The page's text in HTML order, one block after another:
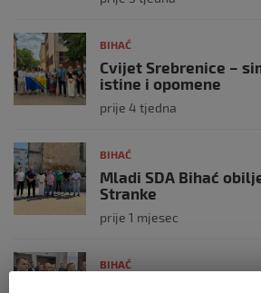
BIHAĆ
Cvijet Srebrenice –
istine i opomene
prije 4 tjedna
BIHAĆ
Mladi SDA Bihać
Stranke
prije 1 mjesec
BIHAĆ